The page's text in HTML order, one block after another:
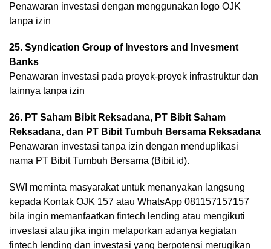
Penawaran investasi dengan menggunakan logo OJK
tanpa izin
25. Syndication Group of Investors and Invesment
Banks
Penawaran investasi pada proyek-proyek infrastruktur dan
lainnya tanpa izin
26. PT Saham Bibit Reksadana, PT Bibit Saham
Reksadana, dan PT Bibit Tumbuh Bersama Reksadana
Penawaran investasi tanpa izin dengan menduplikasi
nama PT Bibit Tumbuh Bersama (Bibit.id).
SWI meminta masyarakat untuk menanyakan langsung
kepada Kontak OJK 157 atau WhatsApp 081157157157
bila ingin memanfaatkan fintech lending atau mengikuti
investasi atau jika ingin melaporkan adanya kegiatan
fintech lending dan investasi yang berpotensi merugikan